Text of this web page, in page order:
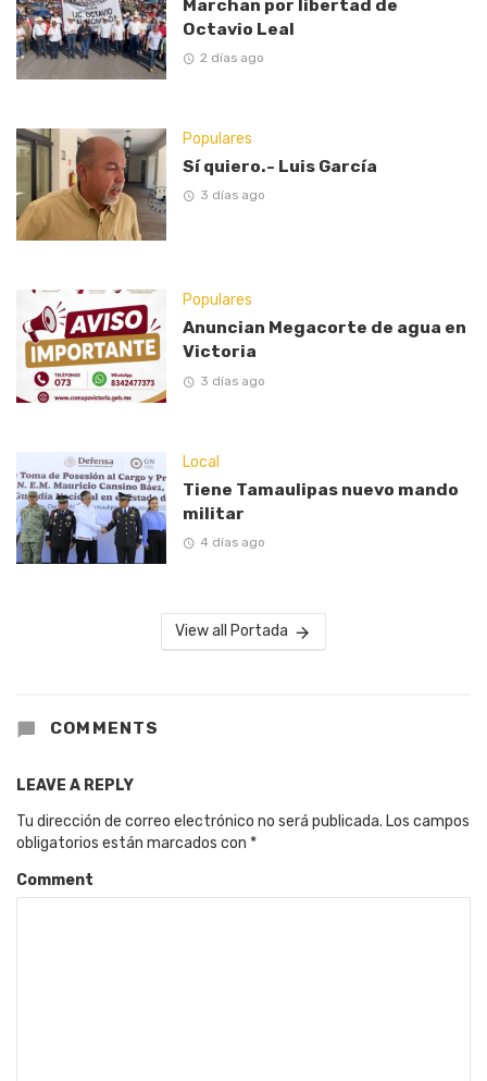
Marchan por libertad de
Octavio Leal
2 días ago
Populares
Sí quiero.- Luis García
3 días ago
Populares
Anuncian Megacorte de agua en
Victoria
3 días ago
Local
Tiene Tamaulipas nuevo mando
militar
4 días ago
View all Portada
COMMENTS
LEAVE A REPLY
Tu dirección de correo electrónico no será publicada. Los campos
obligatorios están marcados con *
Comment